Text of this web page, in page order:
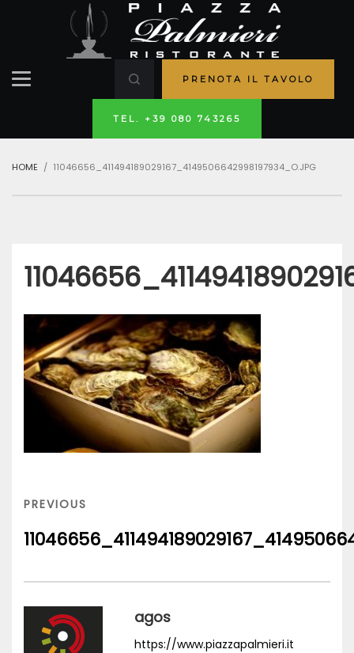
PRENOTA IL TAVOLO
TEL. +39 080 743265
HOME 11046656_411494189029167_4149506642998197934_O.JPG
articoli
PREVIOUS
PREVIOUS
agos
https://www.piazzapalmieri.it